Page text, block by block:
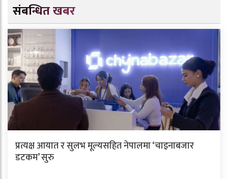
संबन्धित खबर
प्रत्यक्ष आयात र सुलभ मूल्यसहित नेपालमा ‘चाइनाबजार
डटकम’ सुरु